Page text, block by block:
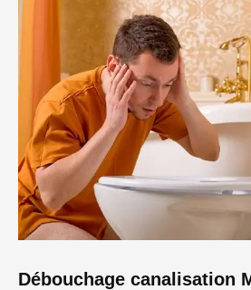
Débouchage canalisation